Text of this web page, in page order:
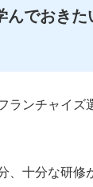
んでおきた
ランチャイズ
、十分な研修